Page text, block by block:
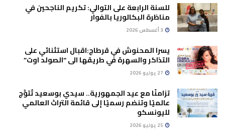
للسنة الرابعة على التوالي: تكريم الناجحين في
مناظرة البكالوريا بالفوار
يسرا المحنوش في قرطاج:اقبال استثنائي على
التذاكر والسهرة في طريقها الى “الصولد اوت”
تزامنًا مع عيد الجمهورية.. سيدي بوسعيد تُتوَّج
عالميًا وتنضم رسميًا إلى قائمة التراث العالمي
لليونسكو